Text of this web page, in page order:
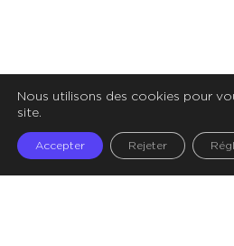
Nous utilisons des cookies pour
site.
Accepter Rejeter